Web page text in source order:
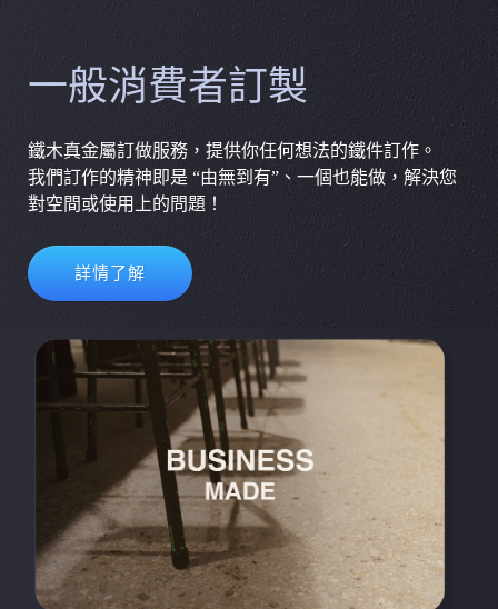
一般消費者訂製
鐵木真金屬訂做服務，提供你任何想法的鐵件訂作。
我們訂作的精神即是 “由無到有”、一個也能做，解決您
對空間或使用上的問題！
詳情了解